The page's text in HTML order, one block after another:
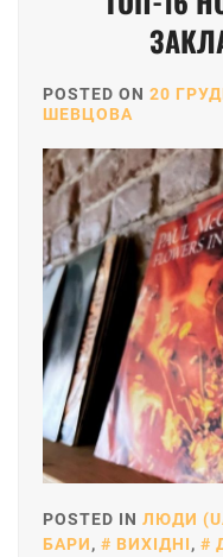
POSTED ON 20
ШЕВЦОВА
POSTED IN ЛЮДИ
БАРИ, ВИХІДНІ,